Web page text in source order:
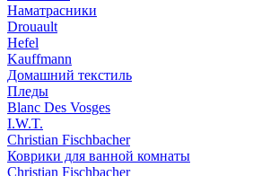
Наматрасники
Drouault
Hefel
Kauffmann
Домашний текстиль
Пледы
Blanc Des Vosges
I.W.T.
Christian Fischbacher
Коврики для ванной комнаты
Christian Fischbacher